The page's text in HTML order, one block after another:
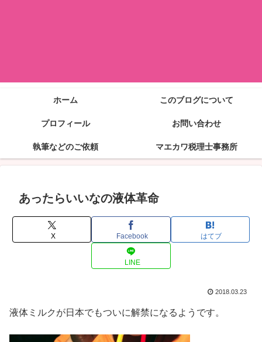
ホーム このブログについて
プロフィール お問い合わせ
執筆などのご依頼 マエカワ税理士事務所
あったらいいなの液体革命
X Facebook はてブ
LINE
2018.03.23
液体ミルクが日本でもついに解禁になるようです。